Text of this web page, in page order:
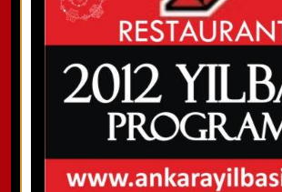
Detaylı Bilgi Alın